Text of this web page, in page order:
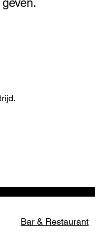
Bar & Restaurant